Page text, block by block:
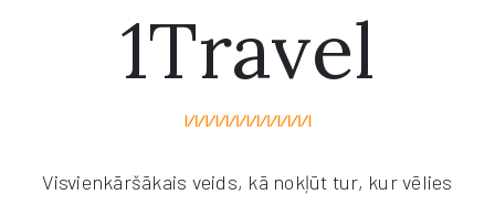
1Travel
Visvienkāršākais veids, kā nokļūt tur, kur vēlies